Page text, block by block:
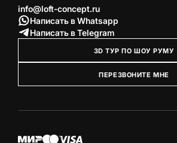
info@loft-concept.ru
Написать в Whatsapp
Написать в Telegram
3D ТУР ПО ШОУ РУМУ
ПЕРЕЗВОНИТЕ МНЕ